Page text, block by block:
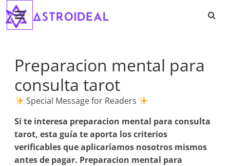
Saltar
contenido
Astroideal
Preparacion mental para
consulta tarot
Special Message for Readers
Si te interesa preparacion mental para consulta
tarot, esta guía te aporta los criterios
verificables que aplicaríamos nosotros mismos
antes de pagar. Preparacion mental para